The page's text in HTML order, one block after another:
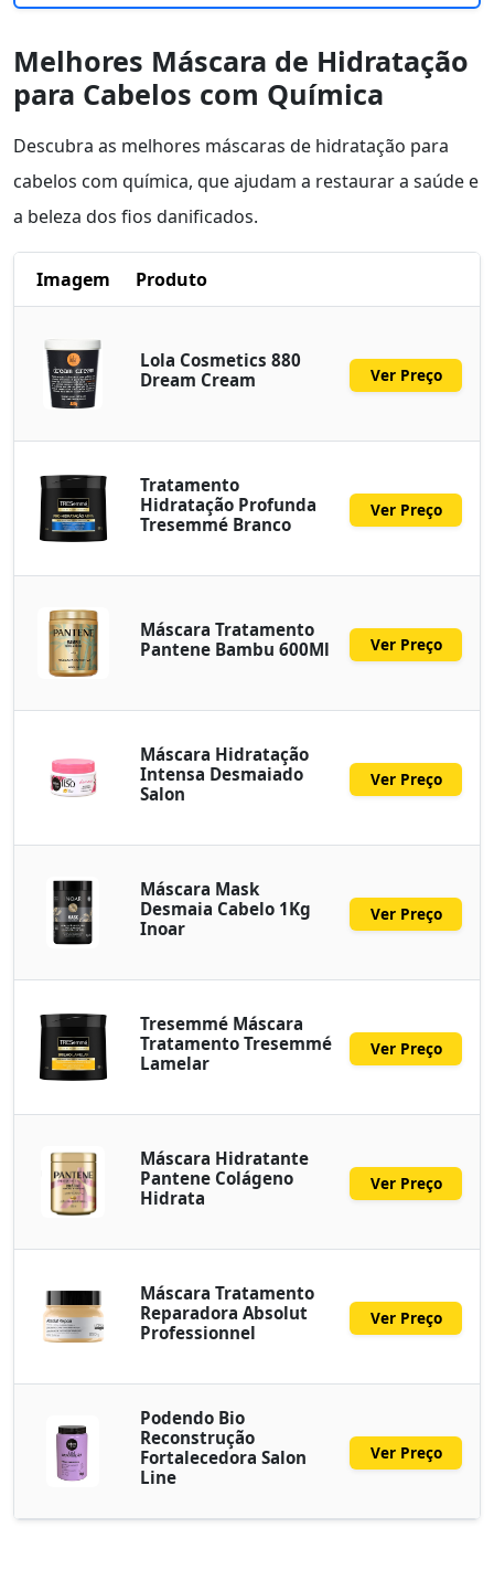
Melhores Máscara de Hidratação
para Cabelos com Química
Descubra as melhores máscaras de hidratação para
cabelos com química, que ajudam a restaurar a saúde e
a beleza dos fios danificados.
Imagem Produto
Lola Cosmetics 880
Dream Cream
Ver Preço
Tratamento
Hidratação Profunda
Tresemmé Branco
Ver Preço
Máscara Tratamento
Pantene Bambu 600Ml
Ver Preço
Máscara Hidratação
Intensa Desmaiado
Salon
Ver Preço
Máscara Mask
Desmaia Cabelo 1Kg
Inoar
Ver Preço
Tresemmé Máscara
Tratamento Tresemmé
Lamelar
Ver Preço
Máscara Hidratante
Pantene Colágeno
Hidrata
Ver Preço
Máscara Tratamento
Reparadora Absolut
Professionnel
Ver Preço
Podendo Bio
Reconstrução
Fortalecedora Salon
Line
Ver Preço